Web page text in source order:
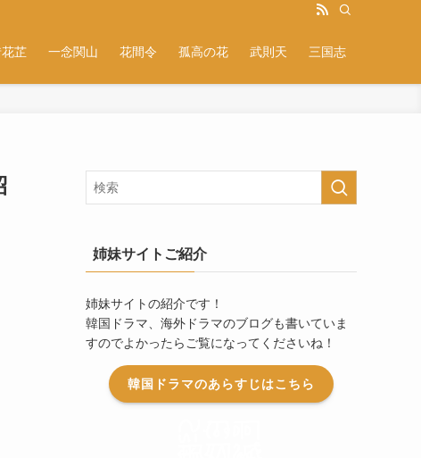
芷 一念関山 花間令 孤高の花 武則天 三国志
姉妹サイトご紹介
姉妹サイトの紹介です！
韓国ドラマ、海外ドラマのブログも書いていま
すのでよかったらご覧になってくださいね！
韓国ドラマのあらすじはこちら